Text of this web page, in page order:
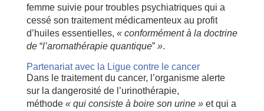
femme suivie pour troubles psychiatriques qui a
cessé son traitement médicamenteux au profit
d’huiles essentielles, « conformément à la doctrine
de “l’aromathérapie quantique”».
Partenariat avec la Ligue contre le cancer
Dans le traitement du cancer, l’organisme alerte
sur la dangerosité de l’urinothérapie,
méthode « qui consiste à boire son urine »et qui a